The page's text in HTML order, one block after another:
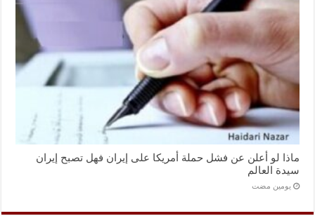
ماذا لو أعلن عن فشل حملة أمريكا على إيران فهل تصبح إيران
سيدة العالم
‏يومين مضت